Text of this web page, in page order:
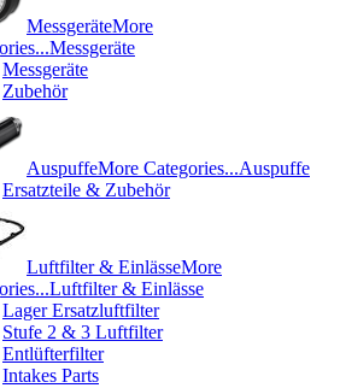
MessgeräteMore
Messgeräte
Messgeräte
Zubehör
AuspuffeMore Categories...Auspuffe
Ersatzteile & Zubehör
Luftfilter & EinlässeMore
Luftfilter & Einlässe
Lager Ersatzluftfilter
Stufe 2 & 3 Luftfilter
Entlüfterfilter
Intakes Parts